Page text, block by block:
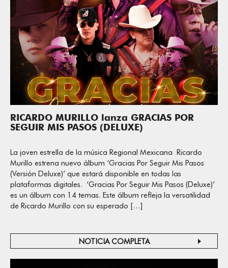
RICARDO MURILLO lanza GRACIAS POR
SEGUIR MIS PASOS (DELUXE)
La joven estrella de la música Regional Mexicana Ricardo
Murillo estrena nuevo álbum ‘Gracias Por Seguir Mis Pasos
(Versión Deluxe)’ que estará disponible en todas las
plataformas digitales. ‘Gracias Por Seguir Mis Pasos (Deluxe)’
es un álbum con 14 temas. Este álbum refleja la versatilidad
de Ricardo Murillo con su esperado […]
NOTICIA COMPLETA